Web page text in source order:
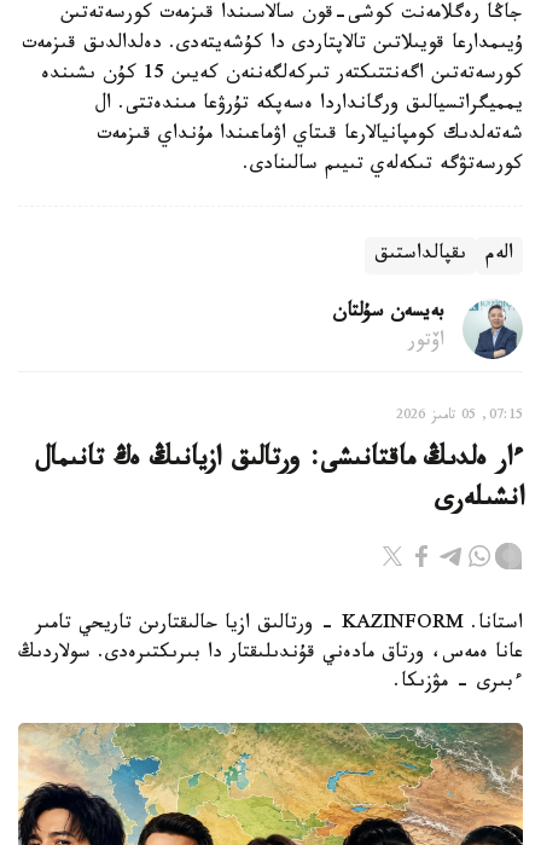
جاڭا رەگلامەنت كوشى-قون سالاسىندا قىزمەت كورسەتەتىن
ۇيىمدارعا قويىلاتىن تالاپتاردى دا كۇشەيتەدى. دەلدالدىق قىزمەت
كورسەتەتىن اگەنتتىكتەر تىركەلگەننەن كەيىن 15 كۇن ىشىندە
يمميگراتسيالىق ورگانداردا ەسەپكە تۇرۋعا مىندەتتى. ال
شەتەلدىك كومپانيالارعا قىتاي اۋماعىندا مۇنداي قىزمەت
كورسەتۋگە تىكەلەي تىيىم سالىنادى.
الەم ىقپالداستىق
بەيسەن سۇلتان
اۆتور
07:15, 05 تامىز 2026
ءار ەلدىڭ ماقتانىشى: ورتالىق ازيانىڭ ەڭ تانىمال
انشىلەرى
استانا. KAZINFORM - ورتالىق ازيا حالىقتارىن تاريحي تامىر
عانا ەمەس، ورتاق مادەني قۇندىلىقتار دا بىرىكتىرەدى. سولاردىڭ
ءبىرى – مۋزىكا.